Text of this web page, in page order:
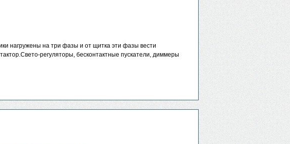
нагружены на три фазы и от щитка эти фазы вести
регуляторы, бесконтактные пускатели, диммеры